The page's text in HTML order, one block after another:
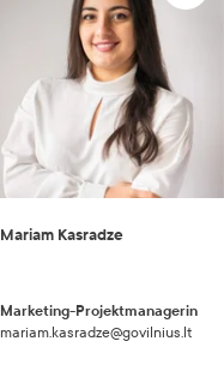
Mariam Kasradze
Marketing-Projektmanagerin
mariam.kasradze@govilnius.lt